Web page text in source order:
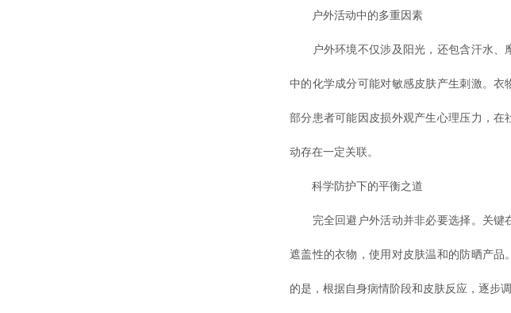
户外活动中的多重因素
户外环境不仅涉及阳光，还包含汗水、
中的化学成分可能对敏感皮肤产生刺激。衣
部分患者可能因皮损外观产生心理压力，
动存在一定关联。
科学防护下的平衡之道
完全回避户外活动并非必要选择。关键
遮盖性的衣物，使用对皮肤温和的防晒产
的是，根据自身病情阶段和皮肤反应，逐步